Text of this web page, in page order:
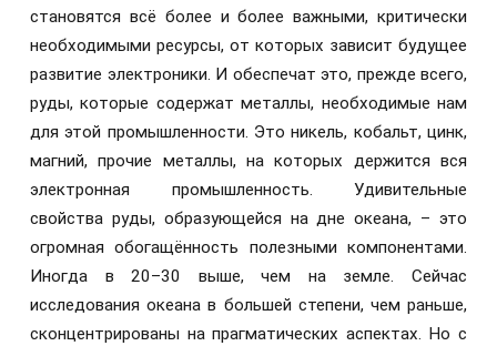
становятся всё более и более важными, критически
необходимыми ресурсы, от которых зависит будущее
развитие электроники. И обеспечат это, прежде всего,
руды, которые содержат металлы, необходимые нам
для этой промышленности. Это никель, кобальт, цинк,
магний, прочие металлы, на которых держится вся
электронная промышленность. Удивительные
свойства руды, образующейся на дне океана, – это
огромная обогащённость полезными компонентами.
Иногда в 20–30 выше, чем на земле. Сейчас
исследования океана в большей степени, чем раньше,
сконцентрированы на прагматических аспектах. Но с